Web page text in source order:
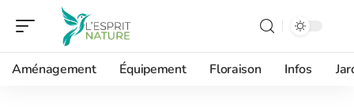
Aménagement Équipement Floraison Infos